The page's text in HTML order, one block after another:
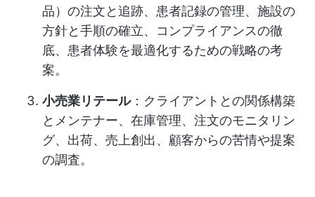
品）の注文と追跡、患者記録の管理、施設の
方針と手順の確立、コンプライアンスの徹
底、患者体験を最適化するための戦略の考
案。
小売業リテール：クライアントとの関係構築
とメンテナー、在庫管理、注文のモニタリン
グ、出荷、売上創出、顧客からの苦情や提案
の調査。